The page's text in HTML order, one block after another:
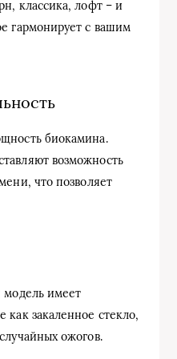
классика, лофт – и
гармонирует с вашим
биокамина.
возможность
что позволяет
модель имеет
закаленное стекло,
ожогов.